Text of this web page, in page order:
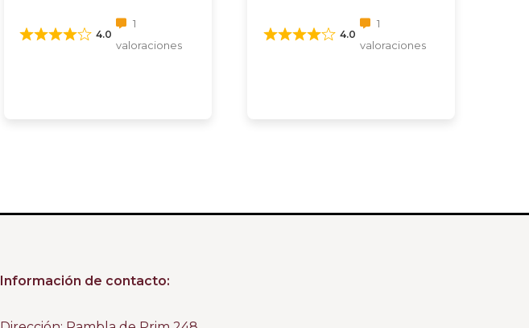
4.0
1
valoraciones
4.0
1
valoraciones
Información de contacto: